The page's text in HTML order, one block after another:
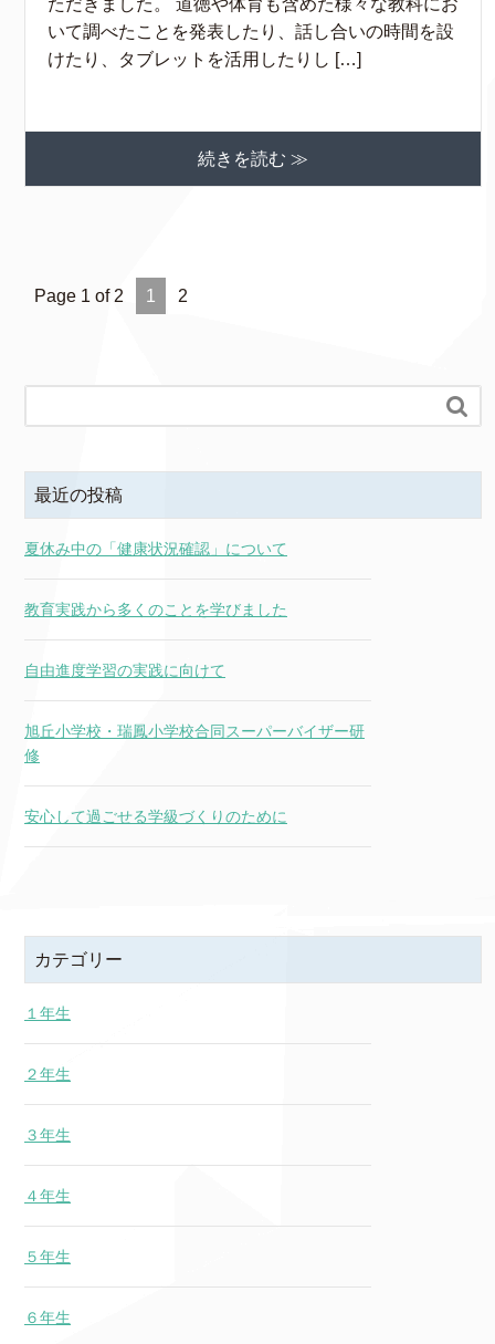
いて調べたことを発表したり、話し合いの時間を設
けたり、タブレットを活用したりし […]
続きを読む ≫
Page 1 of 2 1 2

最近の投稿
夏休み中の「健康状況確認」について
教育実践から多くのことを学びました
自由進度学習の実践に向けて
旭丘小学校・瑞鳳小学校合同スーパーバイザー研
修
安心して過ごせる学級づくりのために
カテゴリー
１年生
２年生
３年生
４年生
５年生
６年生